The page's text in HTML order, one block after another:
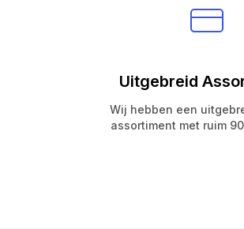
Uitgebreid
Wij hebben een
assortiment met ruim